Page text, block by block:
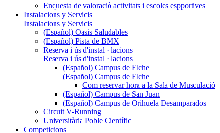
Enquesta de valoraciò activitats i escoles espportives
Instalacions y Servicis
Instalacions y Servicis
(Español) Oasis Saludables
(Español) Pista de BMX
Reserva i ús d'instal · lacions
Reserva i ús d'instal · lacions
(Español) Campus de Elche
(Español) Campus de Elche
Com reservar hora a la Sala de Musculació
(Español) Campus de San Juan
(Español) Campus de Orihuela Desamparados
Circuit V-Running
Universitària Poble Científic
Competicions